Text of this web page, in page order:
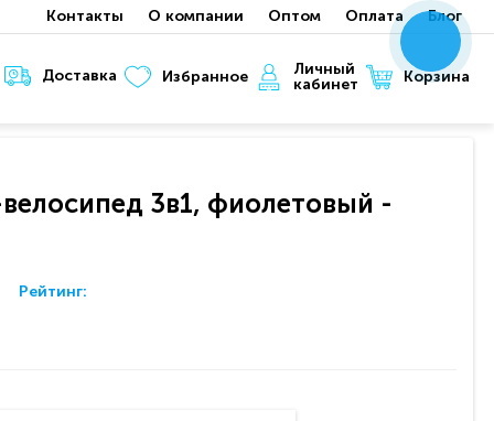
Контакты О компании Оптом Оплата Блог
Доставка Избранное
Личный
кабинет
Корзина
3в1, фиолетовый -
Рейтинг:
xxx